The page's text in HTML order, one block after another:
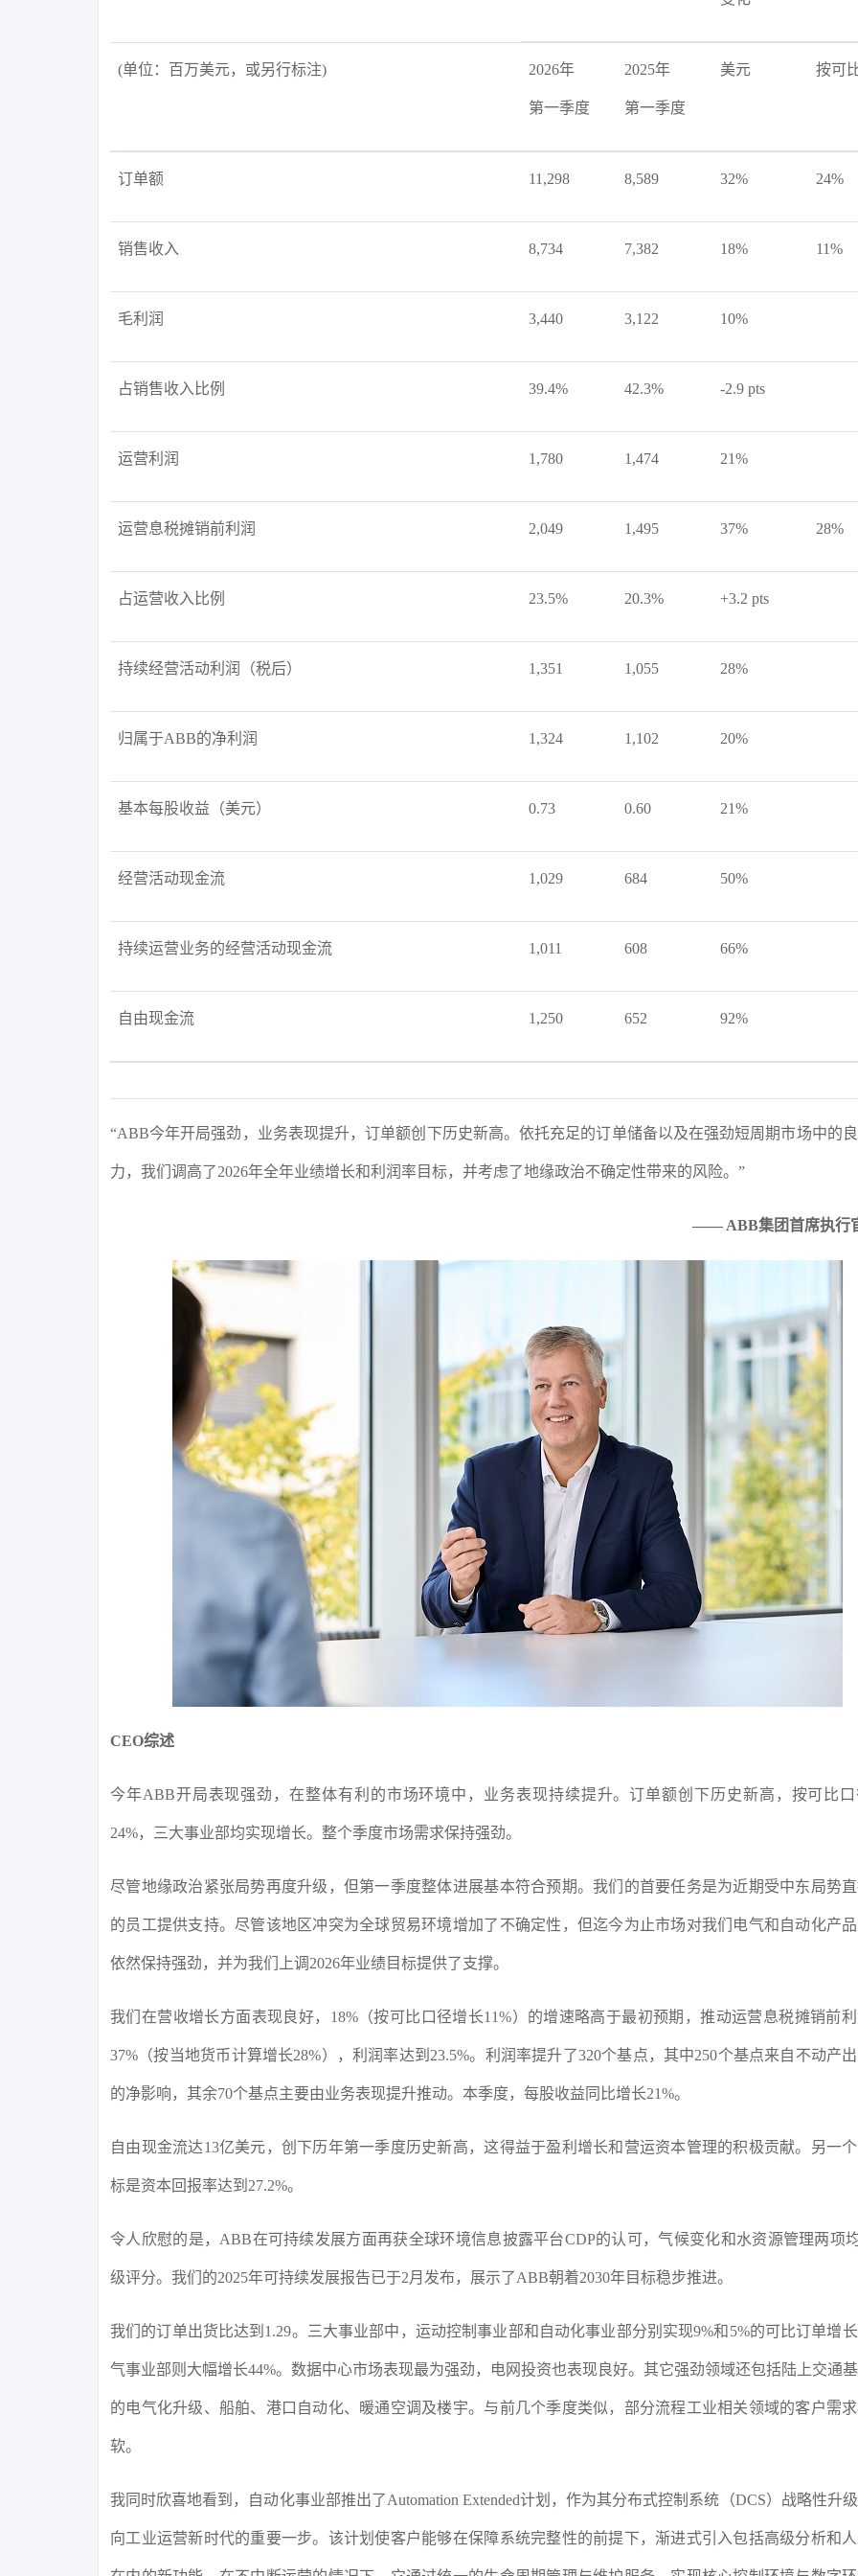
(单位：百万美元，或另行标注) 2026年
第一季度
2025年
第一季度
美元 按可
订单额 11,298 8,589 32% 24%
销售收入 8,734 7,382 18% 11%
毛利润 3,440 3,122 10%
占销售收入比例 39.4% 42.3% -2.9 pts
运营利润 1,780 1,474 21%
运营息税摊销前利润 2,049 1,495 37% 28%
占运营收入比例 23.5% 20.3% +3.2 pts
持续经营活动利润（税后） 1,351 1,055 28%
归属于ABB的净利润 1,324 1,102 20%
基本每股收益（美元） 0.73 0.60 21%
经营活动现金流 1,029 684 50%
持续运营业务的经营活动现金流 1,011 608 66%
自由现金流 1,250 652 92%
“ABB今年开局强劲，业务表现提升，订单额创下历史新高。依托充足的订单储备以及在强劲短周期市场中的
力，我们调高了2026年全年业绩增长和利润率目标，并考虑了地缘政治不确定性带来的风险。”
—— ABB集团首席执行
CEO综述
今年ABB开局表现强劲，在整体有利的市场环境中，业务表现持续提升。订单额创下历史新高，按可比口
24%，三大事业部均实现增长。整个季度市场需求保持强劲。
尽管地缘政治紧张局势再度升级，但第一季度整体进展基本符合预期。我们的首要任务是为近期受中东局势
的员工提供支持。尽管该地区冲突为全球贸易环境增加了不确定性，但迄今为止市场对我们电气和自动化产
依然保持强劲，并为我们上调2026年业绩目标提供了支撑。
我们在营收增长方面表现良好，18%（按可比口径增长11%）的增速略高于最初预期，推动运营息税摊销前
37%（按当地货币计算增长28%），利润率达到23.5%。利润率提升了320个基点，其中250个基点来自不动产
的净影响，其余70个基点主要由业务表现提升推动。本季度，每股收益同比增长21%。
自由现金流达13亿美元，创下历年第一季度历史新高，这得益于盈利增长和营运资本管理的积极贡献。另一
标是资本回报率达到27.2%。
令人欣慰的是，ABB在可持续发展方面再获全球环境信息披露平台CDP的认可，气候变化和水资源管理两项
级评分。我们的2025年可持续发展报告已于2月发布，展示了ABB朝着2030年目标稳步推进。
我们的订单出货比达到1.29。三大事业部中，运动控制事业部和自动化事业部分别实现9%和5%的可比订单增
气事业部则大幅增长44%。数据中心市场表现最为强劲，电网投资也表现良好。其它强劲领域还包括陆上交通
的电气化升级、船舶、港口自动化、暖通空调及楼宇。与前几个季度类似，部分流程工业相关领域的客户需
软。
我同时欣喜地看到，自动化事业部推出了Automation Extended计划，作为其分布式控制系统（DCS）战略性升
向工业运营新时代的重要一步。该计划使客户能够在保障系统完整性的前提下，渐进式引入包括高级分析和